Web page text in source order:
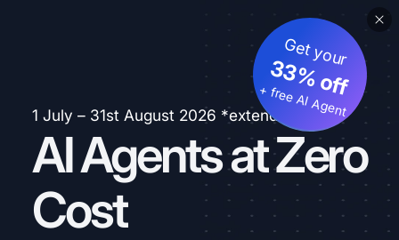
1 July – 31st August 2026 *extended
AI Agents at Zero
Cost
Get your
33% off
+ free AI Agent